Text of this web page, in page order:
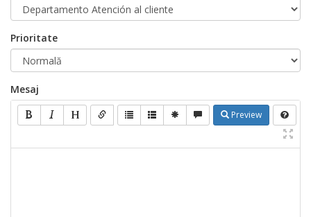
Prioritate
Mesaj
Preview